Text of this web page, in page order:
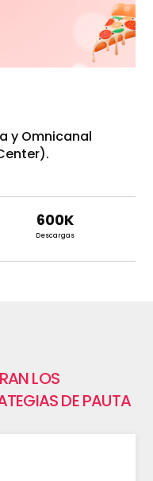
y Omnicanal
600K
Descargas
LOS
DE PAUTA